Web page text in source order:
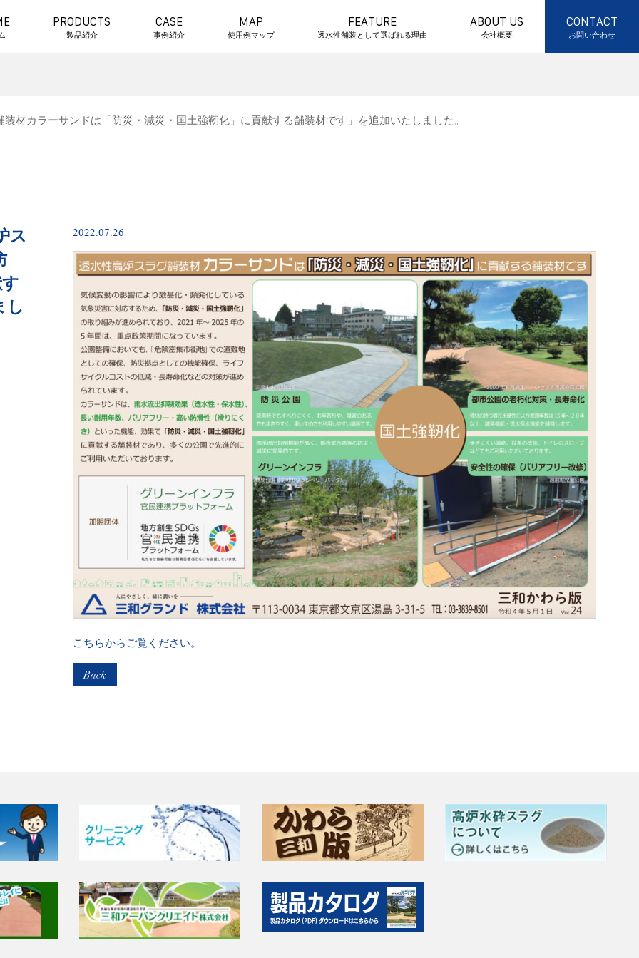
PRODUCTS
製品紹介
CASE
事例紹介
MAP
使用例マップ
FEATURE
透水性舗装として選ばれる理由
ABOUT US
会社概要
CONTACT
お問い合わせ
材カラーサンドは「防災・減災・国土強靭化」に貢献する舗装材です」を追加いたしました。
ス
し
2022.07.26
こちらからご覧ください。
Back